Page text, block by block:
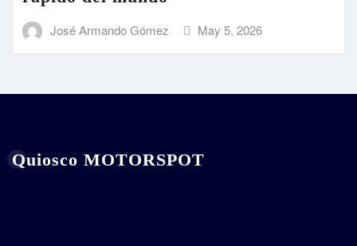
José Armando Gómez May 5, 2026
Quiosco MOTORSPOT